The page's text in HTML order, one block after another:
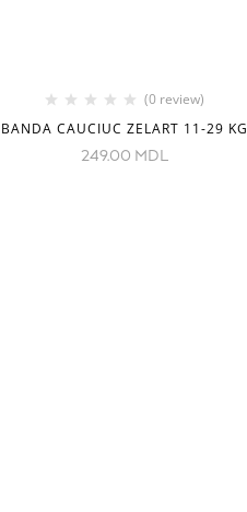
(0 review)
BANDA CAUCIUC ZELART 11-29 KG
249.00 MDL